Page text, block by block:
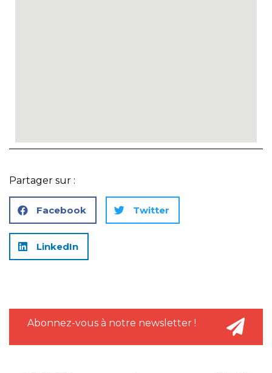
Partager sur :
Facebook Twitter
LinkedIn
Abonnez-vous à notre newsletter !